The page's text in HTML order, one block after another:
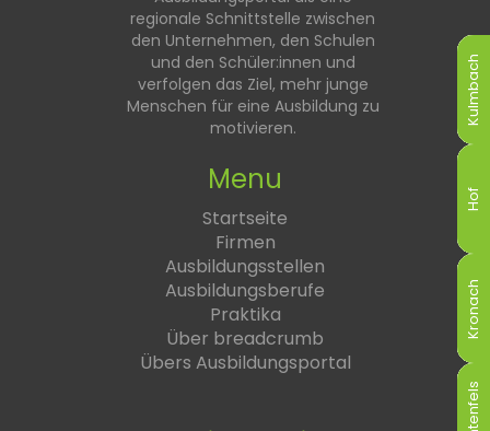
Kulmbach
Hof
Kronach
Kulmbach
Hof
Kronach
Kulmbach
Hof
Kronach
Kulmbach
Hof
Kronach
Kulmbach
Hof
Kronach
Kulmbach
Hof
Kronach
regionale Schnittstelle zwischen
den Unternehmen, den Schulen
und den Schüler:innen und
verfolgen das Ziel, mehr junge
Menschen für eine Ausbildung zu
motivieren.
Menu
Startseite
Firmen
Ausbildungsstellen
Ausbildungsberufe
Praktika
Über breadcrumb
Übers Ausbildungsportal